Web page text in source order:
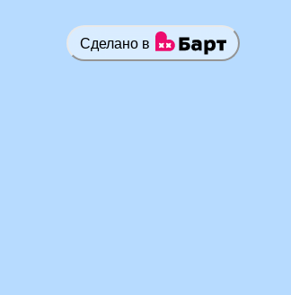
Сделано в